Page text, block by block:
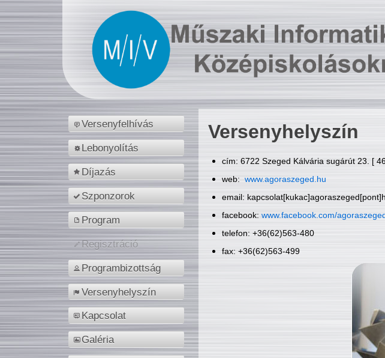
Versenyfelhívás
Lebonyolítás
Díjazás
Szponzorok
Program
Regisztráció
Programbizottság
Versenyhelyszín
Kapcsolat
Galéria
Versenyhelyszín
cím: 6722 Szeged Kálvária sugárút 23. [
web: www.agoraszeged.hu
email:
facebook: www.facebook.com/
telefon: +36(62)563-480
fax: +36(62)563-499